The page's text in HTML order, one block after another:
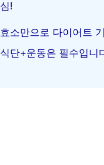
심!
효소만으로 다이어트
식단+운동은 필수입니